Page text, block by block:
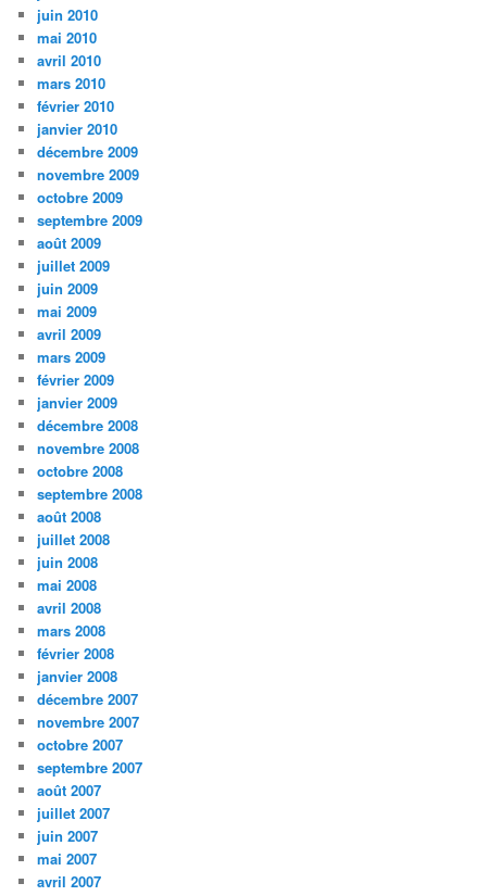
juin 2010
mai 2010
avril 2010
mars 2010
février 2010
janvier 2010
décembre 2009
novembre 2009
octobre 2009
septembre 2009
août 2009
juillet 2009
juin 2009
mai 2009
avril 2009
mars 2009
février 2009
janvier 2009
décembre 2008
novembre 2008
octobre 2008
septembre 2008
août 2008
juillet 2008
juin 2008
mai 2008
avril 2008
mars 2008
février 2008
janvier 2008
décembre 2007
novembre 2007
octobre 2007
septembre 2007
août 2007
juillet 2007
juin 2007
mai 2007
avril 2007